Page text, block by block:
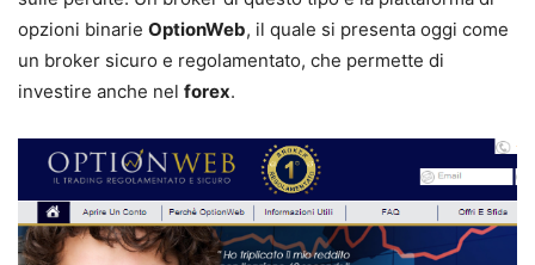
opzioni binarie OptionWeb, il quale si presenta oggi come
un broker sicuro e regolamentato, che permette di
investire anche nel forex.